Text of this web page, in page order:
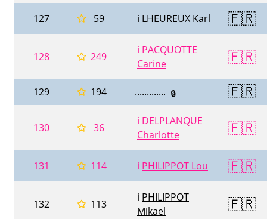
127 59 ℹ️ LHEUREUX Karl 🇫🇷
128 249
ℹ️ PACQUOTTE
Carine
🇫🇷
129 194 ............. 🔒 🇫🇷
130 36
ℹ️ DELPLANQUE
Charlotte
🇫🇷
131 114 ℹ️ PHILIPPOT Lou 🇫🇷
132 113
ℹ️ PHILIPPOT
Mikael
🇫🇷